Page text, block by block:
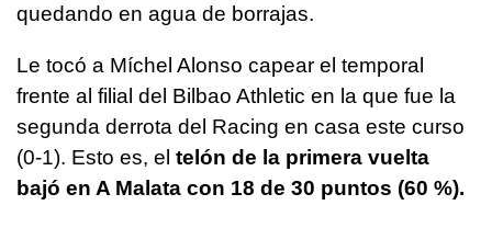
quedando en agua de borrajas.
Le tocó a Míchel Alonso capear el temporal
frente al filial del Bilbao Athletic en la que fue la
segunda derrota del Racing en casa este curso
(0-1). Esto es, el telón de la primera vuelta
bajó en A Malata con 18 de 30 puntos (60 %).